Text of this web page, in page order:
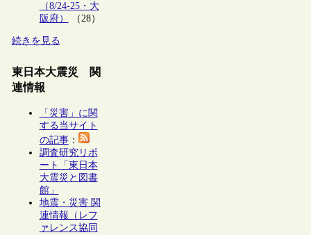
（8/24-25・大
阪府）
（28）
続きを見る
東日本大震災 関
連情報
「災害」に関
する当サイト
の記事：
調査研究リポ
ート「東日本
大震災と図書
館」
地震・災害 関
連情報（レフ
ァレンス協同